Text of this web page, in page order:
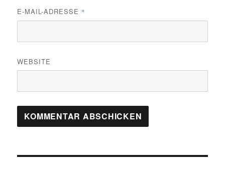
E-MAIL-ADRESSE *
WEBSITE